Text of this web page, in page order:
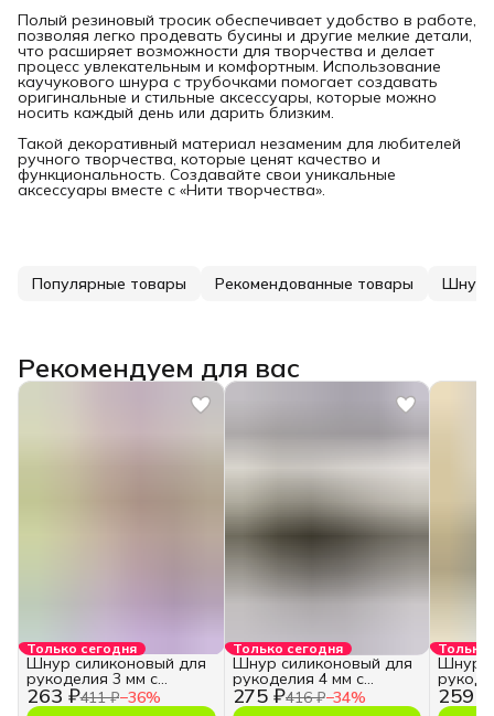
Полый резиновый тросик обеспечивает удобство в работе,
позволяя легко продевать бусины и другие мелкие детали,
что расширяет возможности для творчества и делает
процесс увлекательным и комфортным. Использование
каучукового шнура с трубочками помогает создавать
оригинальные и стильные аксессуары, которые можно
носить каждый день или дарить близким.
Такой декоративный материал незаменим для любителей
ручного творчества, которые ценят качество и
функциональность. Создавайте свои уникальные
аксессуары вместе с «Нити творчества».
Популярные товары Рекомендованные товары Шнур
Рекомендуем для вас
Только сегодня
263 ₽411 ₽−36%
Шнур силиконовый для
рукоделия 3 мм с
отверстием
Только сегодня
275 ₽416 ₽−34%
Шнур силиконовый для
рукоделия 4 мм с
отверстием
Только
259 ₽
Шнур